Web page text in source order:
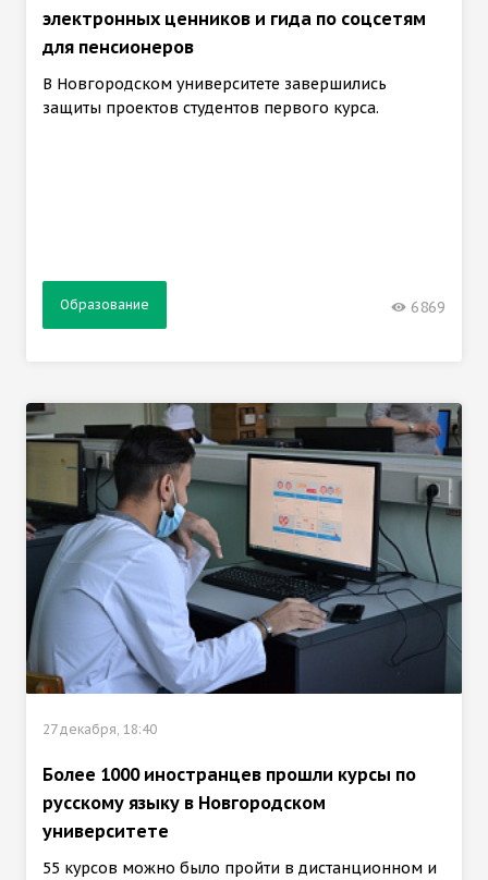
электронных ценников и гида по соцсетям
для пенсионеров
В Новгородском университете завершились
защиты проектов студентов первого курса.
Образование 6869
27 декабря, 18:40
Более 1000 иностранцев прошли курсы по
русскому языку в Новгородском
университете
55 курсов можно было пройти в дистанционном и